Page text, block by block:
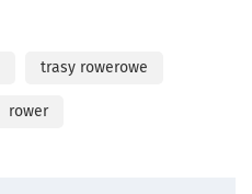
trasy rowerowe
rower